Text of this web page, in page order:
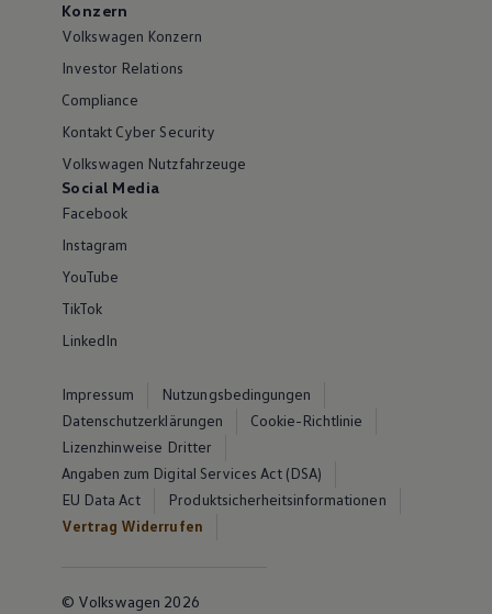
Konzern
Volkswagen Konzern
Investor Relations
Compliance
Kontakt Cyber Security
Volkswagen Nutzfahrzeuge
Social Media
Facebook
Instagram
YouTube
TikTok
LinkedIn
Impressum
Nutzungsbedingungen
Datenschutzerklärungen
Cookie-Richtlinie
Lizenzhinweise Dritter
Angaben zum Digital Services Act (DSA)
EU Data Act
Produktsicherheitsinformationen
Vertrag Widerrufen
© Volkswagen 2026